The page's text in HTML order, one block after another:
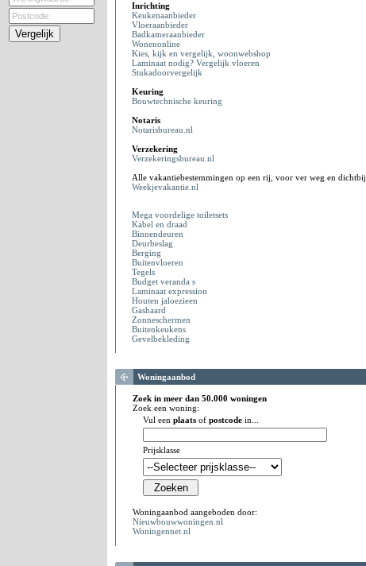
Inrichting
Keukenaanbieder
Vloeraanbieder
Badkameraanbieder
Wonenonline
Kies, kijk en vergelijk, woonwebshop
Laminaat nodig? Vergelijk vloeren
Stukadoorvergelijk
Keuring
Bouwtechnische keuring
Notaris
Notarisbureau.nl
Verzekering
Verzekeringsbureau.nl
Alle vakantiebestemmingen op een rij, voor ver weg en dichtbij
Weekjevakantie.nl
Mega voordelige toiletsets
Kabel en draad
Binnendeuren
Deurbeslag
Berging
Buitenvloeren
Tegels
Budget veranda s
Laminaat expression
Houten jaloezieen
Gashaard
Zonneschermen
Buitenkeukens
Gevelbekleding
Woningaanbod
Zoek in meer dan 50.000 woningen
Zoek een woning:
Vul een plaats of postcode in...
Prijsklasse
Woningaanbod aangeboden door:
Nieuwbouwwoningen.nl
Woningennet.nl